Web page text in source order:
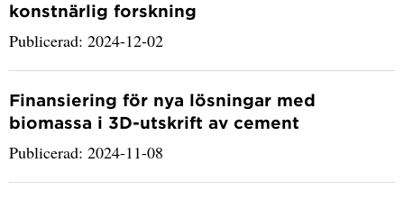
konstnärlig forskning
Publicerad: 2024-12-02
Finansiering för nya lösningar med
biomassa i 3D-utskrift av cement
Publicerad: 2024-11-08